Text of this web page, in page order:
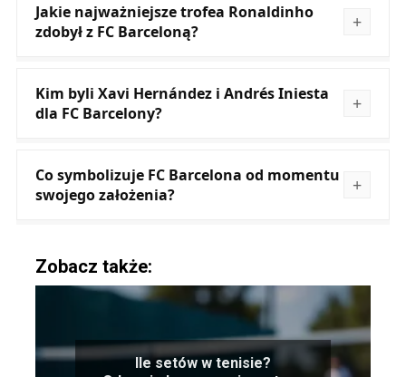
Jakie najważniejsze trofea Ronaldinho
zdobył z FC Barceloną?
Kim byli Xavi Hernández i Andrés Iniesta
dla FC Barcelony?
Co symbolizuje FC Barcelona od momentu
swojego założenia?
Zobacz także:
Ile setów w tenisie?